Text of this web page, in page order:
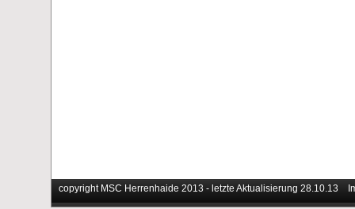
copyright MSC Herrenhaide 2013 - letzte Aktualisierung 28.10.13